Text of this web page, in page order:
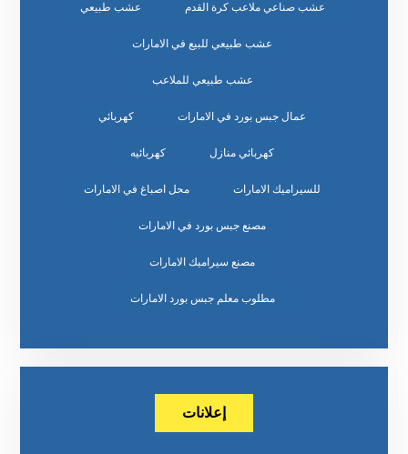
عشب صناعي ملاعب كرة القدم عشب طبيعي
عشب طبيعي للبيع في الامارات
عشب طبيعي للملاعب
عمال جبس بورد في الامارات كهربائي
كهربائي منازل كهربائيه
للسيراميك الامارات محل اصباغ في الامارات
مصنع جبس بورد في الامارات
مصنع سيراميك الامارات
مطلوب معلم جبس بورد الامارات
إعلانات